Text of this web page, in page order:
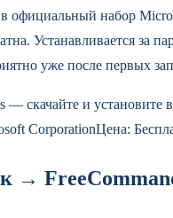
официальный набор
Устанавливается за
уже после первых
— скачайте и установите
CorporationЦена:
→